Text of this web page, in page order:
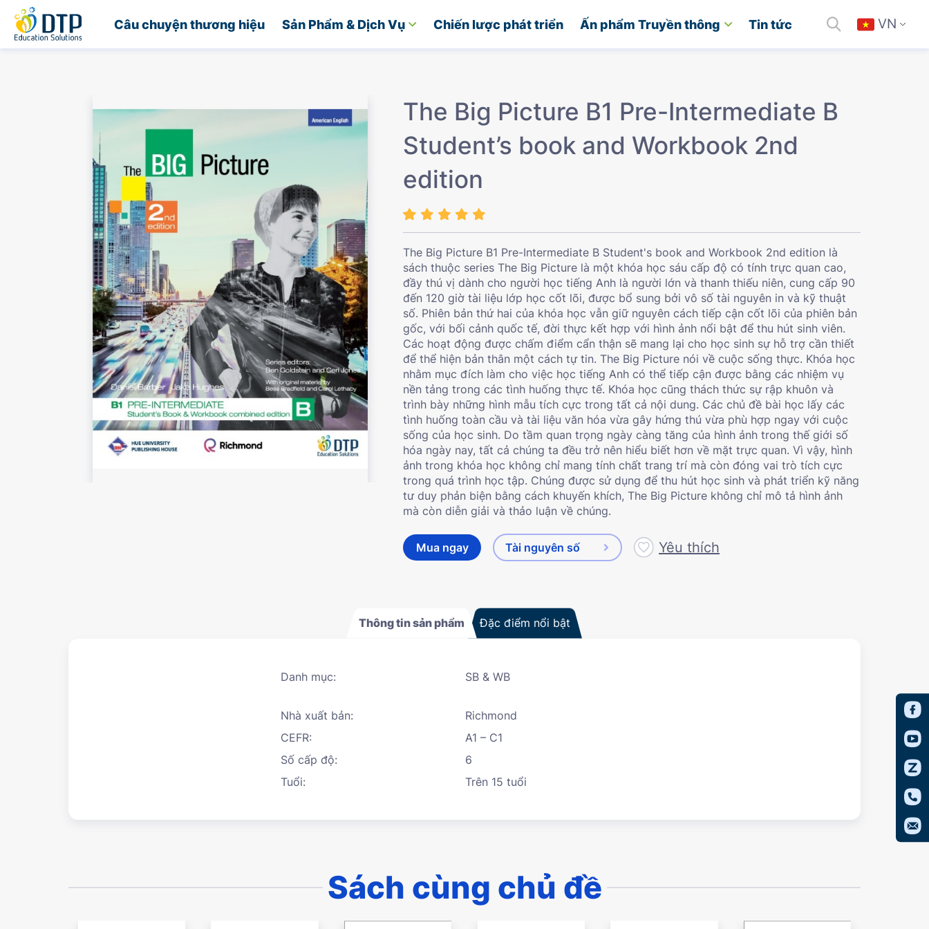
Câu chuyện thương hiệu Sản Phẩm & Dịch Vụ Chiến lược phát triển Ấn phẩm Truyền thông Tin tức VN
Trang chủ
The Big Picture B1 Pre-Intermediate B
Student’s book and Workbook 2nd
edition
The Big Picture B1 Pre-Intermediate B Student's book and Workbook 2nd edition là
sách thuộc series The Big Picture là một khóa học sáu cấp độ có tính trực quan cao,
đầy thú vị dành cho người học tiếng Anh là người lớn và thanh thiếu niên, cung cấp 90
đến 120 giờ tài liệu lớp học cốt lõi, được bổ sung bởi vô số tài nguyên in và kỹ thuật
số. Phiên bản thứ hai của khóa học vẫn giữ nguyên cách tiếp cận cốt lõi của phiên bản
gốc, với bối cảnh quốc tế, đời thực kết hợp với hình ảnh nổi bật để thu hút sinh viên.
Các hoạt động được chấm điểm cẩn thận sẽ mang lại cho học sinh sự hỗ trợ cần thiết
để thể hiện bản thân một cách tự tin.The Big Picture nói về cuộc sống thực. Khóa học
nhằm mục đích làm cho việc học tiếng Anh có thể tiếp cận được bằng các nhiệm vụ
nền tảng trong các tình huống thực tế. Khóa học cũng thách thức sự rập khuôn và
trình bày những hình mẫu tích cực trong tất cả nội dung. Các chủ đề bài học lấy các
tình huống toàn cầu và tài liệu văn hóa vừa gây hứng thú vừa phù hợp ngay với cuộc
sống của học sinh. Do tầm quan trọng ngày càng tăng của hình ảnh trong thế giới số
hóa ngày nay, tất cả chúng ta đều trở nên hiểu biết hơn về mặt trực quan. Vì vậy, hình
ảnh trong khóa học không chỉ mang tính chất trang trí mà còn đóng vai trò tích cực
trong quá trình học tập. Chúng được sử dụng để thu hút học sinh và phát triển kỹ năng
tư duy phản biện bằng cách khuyến khích, The Big Picture không chỉ mô tả hình ảnh
mà còn diễn giải và thảo luận về chúng.
Mua ngay Tài nguyên số Yêu thích
Thông tin sản phẩm Đặc điểm nổi bật
Danh mục: SB & WB
Nhà xuất bản:
Richmond
CEFR:
A1 – C1
Số cấp độ:
6
Tuổi:
Trên 15 tuổi
Sách cùng chủ đề